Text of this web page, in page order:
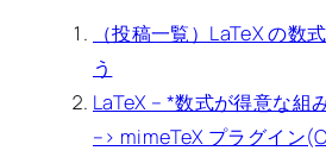
（投稿一覧）LaTeX の数
う
LaTeX – *数式が得意な組
–> mimeTeX プラグイン